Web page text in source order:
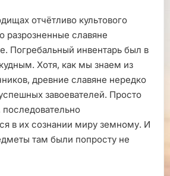
отчётливо культового
разрозненные славяне
Погребальный инвентарь был в
Хотя, как мы знаем из
древние славяне нередко
завоевателей. Просто
в их сознании миру земному. И
там были попросту не